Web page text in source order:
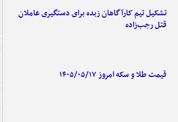
تشکیل تیم کارآگاهان زبده برای دستگیری عاملان
قتل رجب‌زاده
قیمت طلا و سکه امروز ۱۴۰۵/۰۵/۱۷